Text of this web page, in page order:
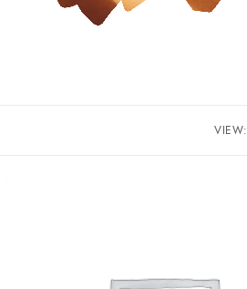
VIEW: